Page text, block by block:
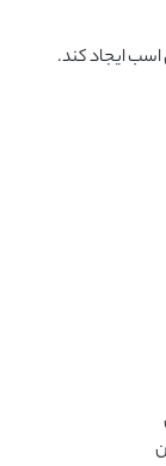
ایجاد کند.